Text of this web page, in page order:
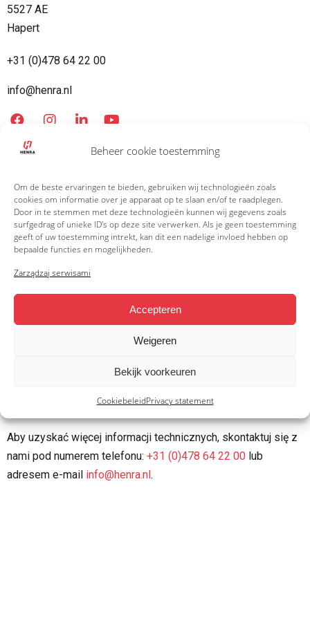
Beheer cookie toestemming
Om de beste ervaringen te bieden, gebruiken wij technologieën zoals
cookies om informatie over je apparaat op te slaan en/of te raadplegen.
Door in te stemmen met deze technologieën kunnen wij gegevens zoals
surfgedrag of unieke ID's op deze site verwerken. Als je geen toestemming
geeft of uw toestemming intrekt, kan dit een nadelige invloed hebben op
bepaalde functies en mogelijkheden.
Zarządzaj serwisami
Accepteren
Weigeren
Bekijk voorkeuren
CookiebeleidPrivacy statement
5527 AE
Hapert
+31 (0)478 64 22 00
info@henra.nl
Czy mogę zamówić bezpośrednio od Henry?
Gdzie mogę kupić Henrę?
Informacje techniczne
Pobierz
Pobierz
Aby uzyskać więcej informacji technicznych, skontaktuj się z
nami pod numerem telefonu: +31 (0)478 64 22 00 lub
adresem e-mail info@henra.nl.